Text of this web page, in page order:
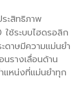
ะสิทธิภาพ
ช้ระบบไฮดรอลิก
ดาษมีความแม่นยำ
รางเลื่อนด้าน
หน่งที่แม่นยำทุก